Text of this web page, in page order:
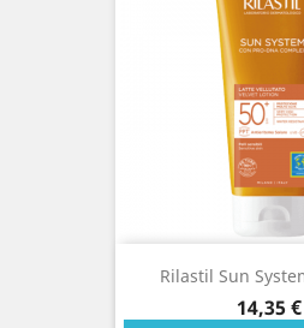
Rilastil Sun
Precio
14,35 €